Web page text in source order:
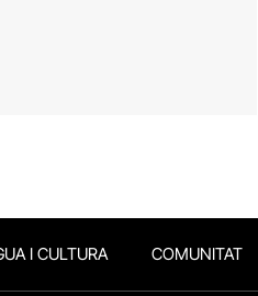
I CULTURA COMUNITAT